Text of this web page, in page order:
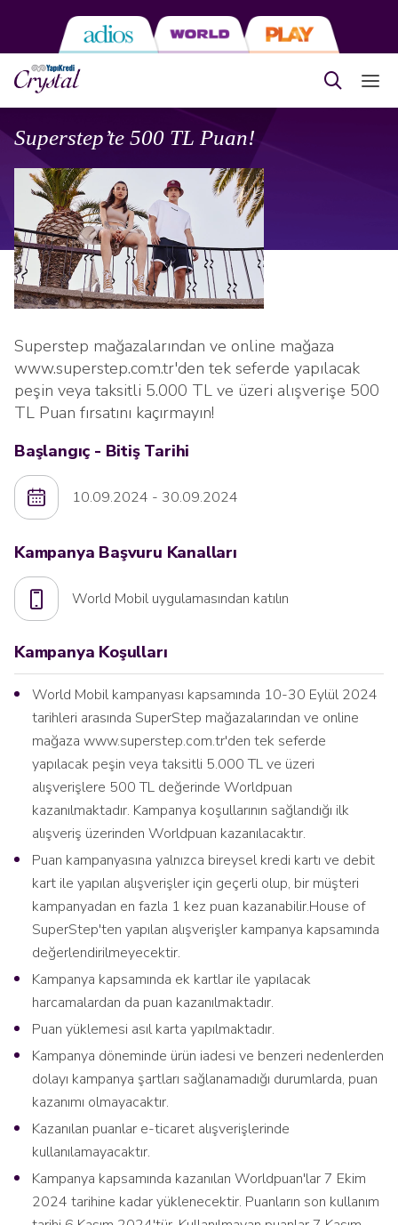
Superstep’te 500 TL Puan!
Superstep mağazalarından ve online mağaza
www.superstep.com.tr'den tek seferde yapılacak
peşin veya taksitli 5.000 TL ve üzeri alışverişe 500
TL Puan fırsatını kaçırmayın!
Başlangıç - Bitiş Tarihi
10.09.2024 - 30.09.2024
Kampanya Başvuru Kanalları
World Mobil uygulamasından katılın
Kampanya Koşulları
World Mobil kampanyası kapsamında 10-30 Eylül 2024
tarihleri arasında SuperStep mağazalarından ve online
mağaza www.superstep.com.tr'den tek seferde
yapılacak peşin veya taksitli 5.000 TL ve üzeri
alışverişlere 500 TL değerinde Worldpuan
kazanılmaktadır. Kampanya koşullarının sağlandığı ilk
alışveriş üzerinden Worldpuan kazanılacaktır.
Puan kampanyasına yalnızca bireysel kredi kartı ve debit
kart ile yapılan alışverişler için geçerli olup, bir müşteri
kampanyadan en fazla 1 kez puan kazanabilir.House of
SuperStep'ten yapılan alışverişler kampanya kapsamında
değerlendirilmeyecektir.
Kampanya kapsamında ek kartlar ile yapılacak
harcamalardan da puan kazanılmaktadır.
Puan yüklemesi asıl karta yapılmaktadır.
Kampanya döneminde ürün iadesi ve benzeri nedenlerden
dolayı kampanya şartları sağlanamadığı durumlarda, puan
kazanımı olmayacaktır.
Kazanılan puanlar e-ticaret alışverişlerinde
kullanılamayacaktır.
Kampanya kapsamında kazanılan Worldpuan'lar 7 Ekim
2024 tarihine kadar yüklenecektir. Puanların son kullanım